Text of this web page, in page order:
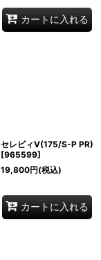
カートに入れる
セレビィV(175/S-P PR)
[965599]
19,800円(税込)
カートに入れる